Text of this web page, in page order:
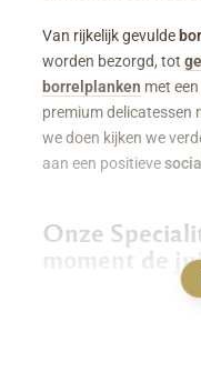
Van rijkelijk gevulde
worden bezorgd, tot
borrelplanken met
premium delicatessen
we doen kijken we
aan een positieve
Onze
moment de
Luxe